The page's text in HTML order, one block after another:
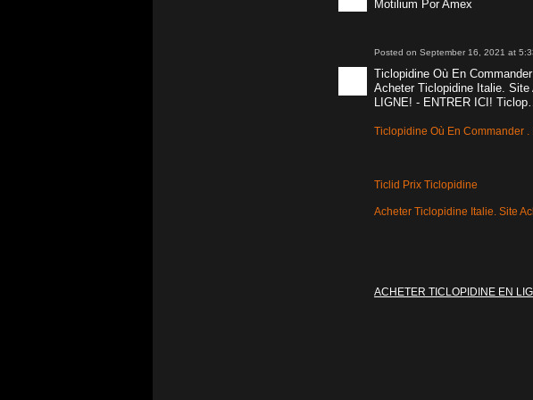
Motilium Por Amex
Posted on September 16, 2021 at
Ticlopidine Où En
Acheter Ticlopidine Italie.
LIGNE! - ENTRER ICI! Ticlop…
Ticlopidine Où En Commander
Ticlid Prix Ticlopidine
Acheter Ticlopidine Italie. Site
ACHETER TICLOPIDINE EN